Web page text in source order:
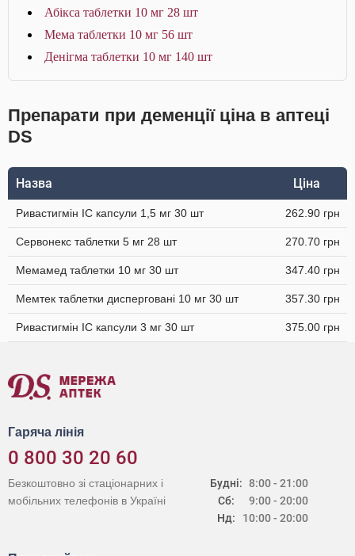
Абікса таблетки 10 мг 28 шт
Мема таблетки 10 мг 56 шт
Денігма таблетки 10 мг 140 шт
Препарати при деменції ціна в аптеці
DS
Назва Ціна
Ривастигмін IC капсули 1,5 мг 30 шт 262.90 грн
Сервонекс таблетки 5 мг 28 шт 270.70 грн
Мемамед таблетки 10 мг 30 шт 347.40 грн
Мемтек таблетки дисперговані 10 мг 30 шт 357.30 грн
Ривастигмін ІС капсули 3 мг 30 шт 375.00 грн
Гаряча лінія
0 800 30 20 60
Будні:
Сб:
Нд:
8:00 - 21:00
9:00 - 20:00
10:00 - 20:00
Безкоштовно зі стаціонарних і
мобільних телефонів в Україні